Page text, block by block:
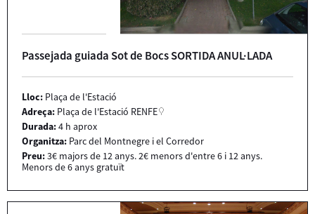
Passejada guiada Sot de Bocs SORTIDA ANUL·LADA
Lloc: Plaça de l'Estació
Adreça: Plaça de l'Estació RENFE
Durada:4 h aprox
Organitza: Parc del Montnegre i el Corredor
Preu:3€ majors de 12 anys. 2€ menors d'entre 6 i 12 anys.
Menors de 6 anys gratuït